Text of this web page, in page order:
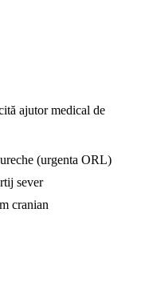
ajutor medical de
(urgenta ORL)
sever
cranian